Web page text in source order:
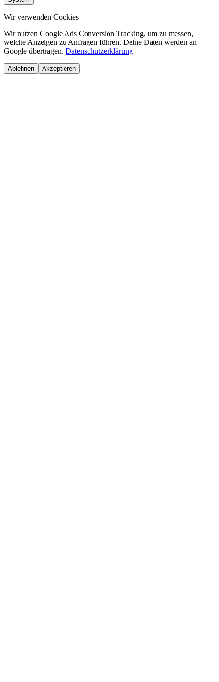
Wir verwenden Cookies
Wir nutzen Google Ads Conversion Tracking, um zu messen,
welche Anzeigen zu Anfragen führen. Deine Daten werden an
Google übertragen. Datenschutzerklärung
Ablehnen Akzeptieren